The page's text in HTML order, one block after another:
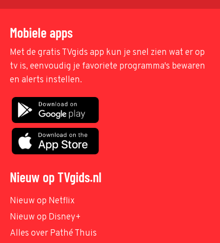
Mobiele apps
Met de gratis TVgids app kun je snel zien wat er op
tv is, eenvoudig je favoriete programma's bewaren
en alerts instellen.
Nieuw op TVgids.nl
Nieuw op Netflix
Nieuw op Disney+
Alles over Pathé Thuis